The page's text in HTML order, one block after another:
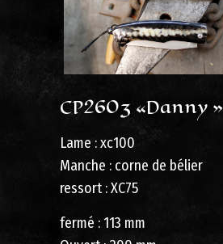
CP2603 «Danny »
Lame : xc100
Manche : corne de bélier
ressort : XC75
fermé : 113 mm